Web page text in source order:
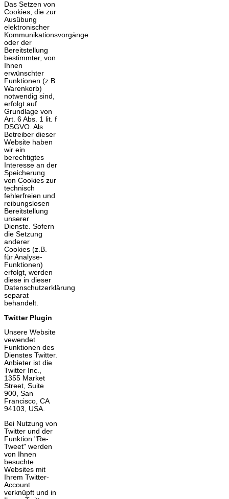
Das Setzen von
Cookies, die zur
Ausübung
elektronischer
Kommunikationsvorgänge
oder der
Bereitstellung
bestimmter, von
Ihnen
erwünschter
Funktionen (z.B.
Warenkorb)
notwendig sind,
erfolgt auf
Grundlage von
Art. 6 Abs. 1 lit. f
DSGVO. Als
Betreiber dieser
Website haben
wir ein
berechtigtes
Interesse an der
Speicherung
von Cookies zur
technisch
fehlerfreien und
reibungslosen
Bereitstellung
unserer
Dienste. Sofern
die Setzung
anderer
Cookies (z.B.
für Analyse-
Funktionen)
erfolgt, werden
diese in dieser
Datenschutzerklärung
separat
behandelt.
Twitter Plugin
Unsere Website
vewendet
Funktionen des
Dienstes Twitter.
Anbieter ist die
Twitter Inc.,
1355 Market
Street, Suite
900, San
Francisco, CA
94103, USA.
Bei Nutzung von
Twitter und der
Funktion "Re-
Tweet" werden
von Ihnen
besuchte
Websites mit
Ihrem Twitter-
Account
verknüpft und in